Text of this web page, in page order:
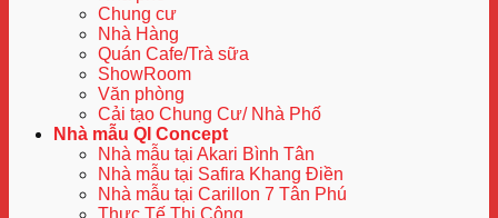
Chung cư
Nhà Hàng
Quán Cafe/Trà sữa
ShowRoom
Văn phòng
Cải tạo Chung Cư/ Nhà Phố
Nhà mẫu QI Concept
Nhà mẫu tại Akari Bình Tân
Nhà mẫu tại Safira Khang Điền
Nhà mẫu tại Carillon 7 Tân Phú
Thực Tế Thi Công